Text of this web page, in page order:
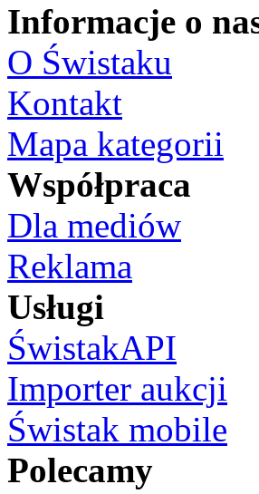
Informacje o
O Świstaku
Kontakt
Mapa kategorii
Współpraca
Dla mediów
Reklama
Usługi
ŚwistakAPI
Importer aukcji
Świstak mobile
Polecamy